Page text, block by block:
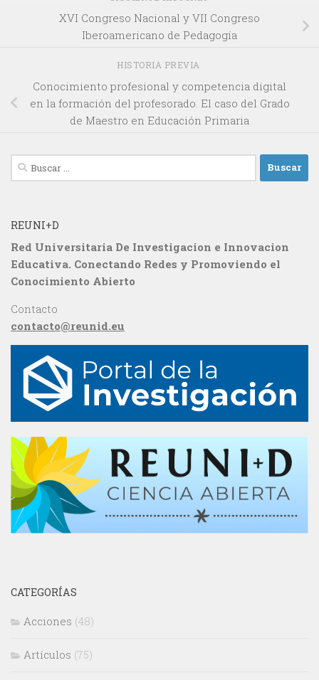
XVI Congreso Nacional y VII Congreso
Iberoamericano de Pedagogía
HISTORIA PREVIA
Conocimiento profesional y competencia digital
en la formación del profesorado. El caso del Grado
de Maestro en Educación Primaria
Buscar:
REUNI+D
Red Universitaria De Investigacion e Innovacion
Educativa. Conectando Redes y Promoviendo el
Conocimiento Abierto
Contacto
contacto@reunid.eu
CATEGORÍAS
Acciones (48)
Artículos (75)